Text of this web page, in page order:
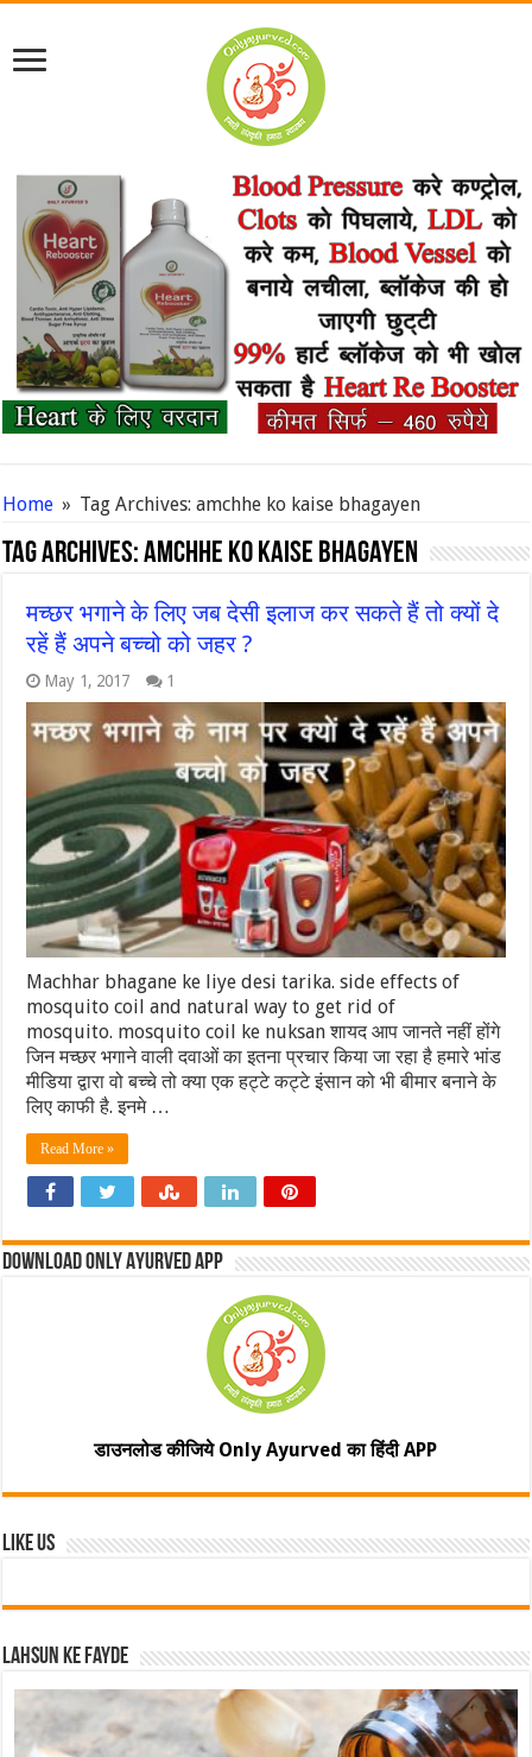
Home » Tag Archives: amchhe ko kaise bhagayen
Tag Archives:amchhe ko kaise bhagayen
मच्छर भगाने के लिए जब देसी इलाज कर सकते हैं तो क्यों दे
रहें हैं अपने बच्चो को जहर ?
May 1, 2017 1
Machhar bhagane ke liye desi tarika. side effects of
mosquito coil and natural way to get rid of
mosquito. mosquito coil ke nuksan शायद आप जानते नहीं होंगे
जिन मच्छर भगाने वाली दवाओं का इतना प्रचार किया जा रहा है हमारे भांड
मीडिया द्वारा वो बच्चे तो क्या एक हट्टे कट्टे इंसान को भी बीमार बनाने के
लिए काफी है. इनमे …
Read More »
Download Only Ayurved App
डाउनलोड कीजिये Only Ayurved का हिंदी APP
Like Us
Lahsun ke fayde